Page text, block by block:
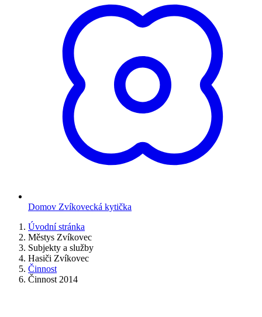
Domov Zvíkovecká kytička
Úvodní stránka
Městys Zvíkovec
Subjekty a služby
Hasiči Zvíkovec
Činnost
Činnost 2014